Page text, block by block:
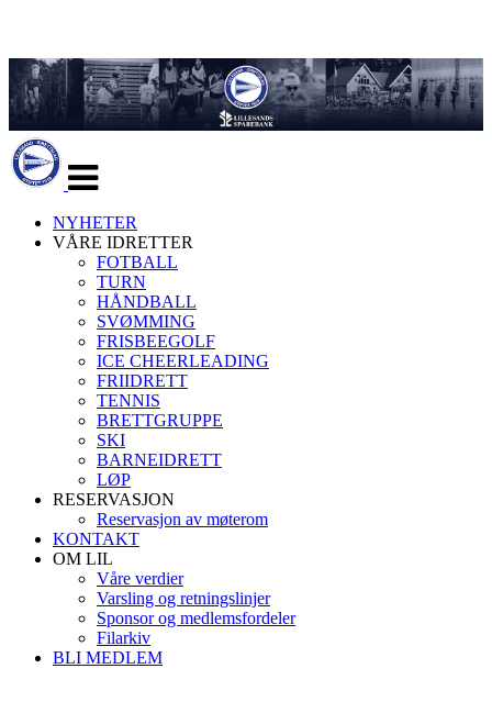
navigasjon
NYHETER
VÅRE IDRETTER
FOTBALL
TURN
HÅNDBALL
SVØMMING
FRISBEEGOLF
ICE CHEERLEADING
FRIIDRETT
TENNIS
BRETTGRUPPE
SKI
BARNEIDRETT
LØP
RESERVASJON
Reservasjon av møterom
KONTAKT
OM LIL
Våre verdier
Varsling og retningslinjer
Sponsor og medlemsfordeler
Filarkiv
BLI MEDLEM